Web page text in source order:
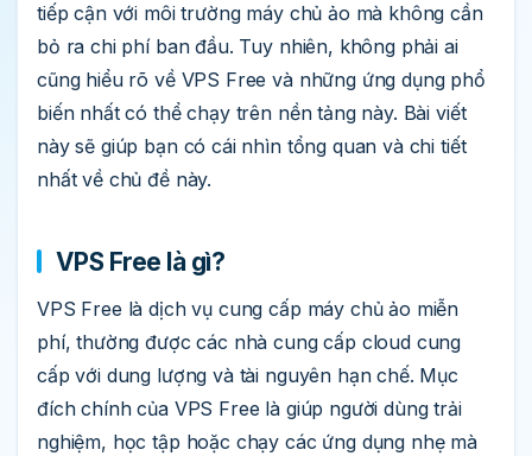
tiếp cận với môi trường máy chủ ảo mà không cần
bỏ ra chi phí ban đầu. Tuy nhiên, không phải ai
cũng hiểu rõ về VPS Free và những ứng dụng phổ
biến nhất có thể chạy trên nền tảng này. Bài viết
này sẽ giúp bạn có cái nhìn tổng quan và chi tiết
nhất về chủ đề này.
VPS Free là gì?
VPS Free là dịch vụ cung cấp máy chủ ảo miễn
phí, thường được các nhà cung cấp cloud cung
cấp với dung lượng và tài nguyên hạn chế. Mục
đích chính của VPS Free là giúp người dùng trải
nghiệm, học tập hoặc chạy các ứng dụng nhẹ mà